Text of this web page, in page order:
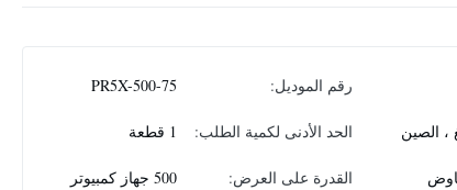
رقم الموديل: PR5X-500-75
، الصين الحد الأدنى لكمية الطلب: 1 قطعة
القدرة على العرض:
500 جهاز كمبيوتر